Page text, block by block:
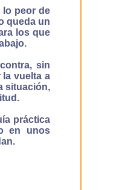
lo peor de
queda un
los que
sin
la vuelta a
situación,
práctica
en unos